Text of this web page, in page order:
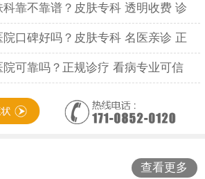
靠不靠谱？皮肤专科 透明收费 诊
口碑好吗？皮肤专科 名医亲诊 正
可靠吗？正规诊疗 看病专业可信
查看更多